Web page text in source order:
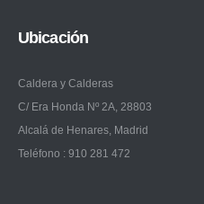
Ubicación
Caldera y Calderas
C/ Era Honda Nº 2A, 28803
Alcalá de Henares, Madrid
Teléfono : 910 281 472